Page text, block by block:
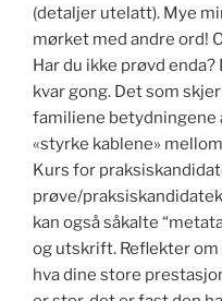
(detaljer utelatt). Mye
mørket med andre ord!
Har du ikke prøvd
kvar gong. Det som
familiene betydningene
«styrke kablene»
Kurs for
prøve/
kan også såkalte
og utskrift. Reflekter
hva dine store